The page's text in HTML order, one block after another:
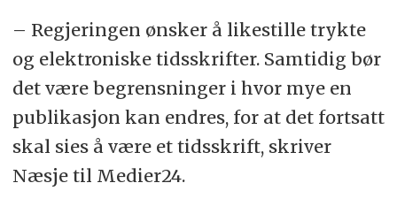
– Regjeringen ønsker å likestille trykte
og elektroniske tidsskrifter. Samtidig bør
det være begrensninger i hvor mye en
publikasjon kan endres, for at det fortsatt
skal sies å være et tidsskrift, skriver
Næsje til Medier24.